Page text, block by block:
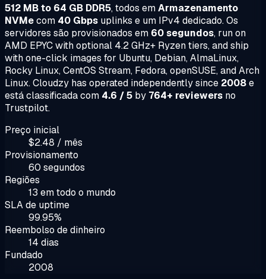
512 MB to 64 GB DDR5, todos emArmazenamento
NVMecom 40 Gbps uplinks e um IPv4 dedicado. Os
servidores são provisionados em 60 segundos, run on
AMD EPYC with optional 4.2 GHz+ Ryzen tiers, and ship
with one-click images for Ubuntu, Debian, AlmaLinux,
Rocky Linux, CentOS Stream, Fedora, openSUSE, and Arch
Linux. Cloudzy has operated independently since 2008e
está classificada com 4.6 / 5 by 764+ reviewers no
Trustpilot.
Preço inicial
$2.48 / mês
Provisionamento
60 segundos
Regiões
13 em todo o mundo
SLA de uptime
99.95%
Reembolso de dinheiro
14 dias
Fundado
2008